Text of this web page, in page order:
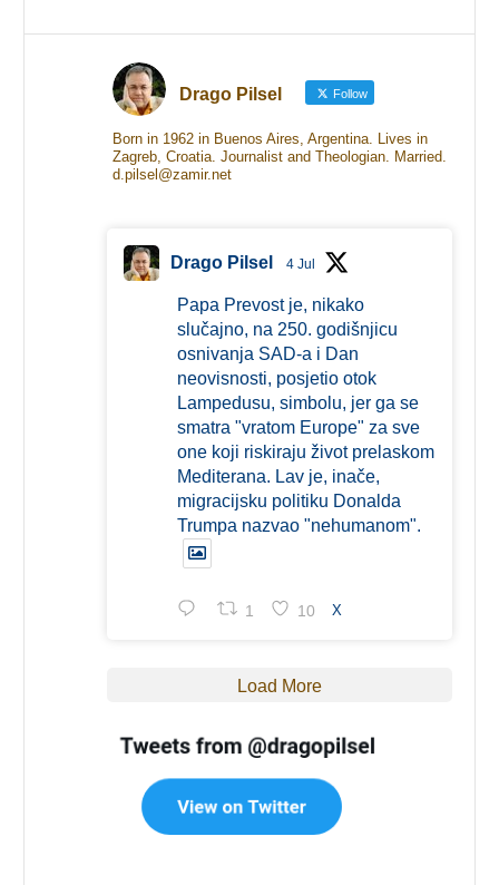
Drago Pilsel Follow
Born in 1962 in Buenos Aires, Argentina. Lives in
Zagreb, Croatia. Journalist and Theologian. Married.
d.pilsel@zamir.net
Drago Pilsel 4 Jul
Papa Prevost je, nikako
slučajno, na 250. godišnjicu
osnivanja SAD-a i Dan
neovisnosti, posjetio otok
Lampedusu, simbolu, jer ga se
smatra "vratom Europe" za sve
one koji riskiraju život prelaskom
Mediterana. Lav je, inače,
migracijsku politiku Donalda
Trumpa nazvao "nehumanom".
1 10 X
Load More